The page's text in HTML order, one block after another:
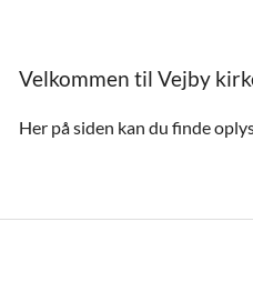
Velkommen til Vejby
Her på siden kan du finde